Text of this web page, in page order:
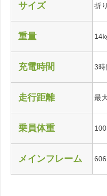
サイズ 折
重量
充電時間 3時
走行距離 最
乗員体重
メインフレーム